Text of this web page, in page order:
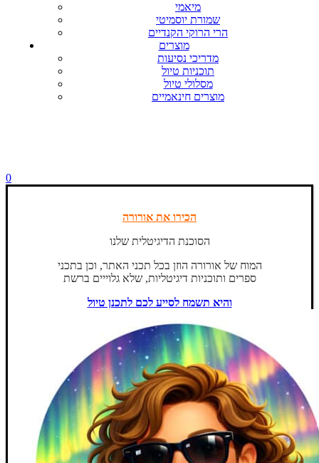
מיאמי
שמורת יוסמיטי
הרי הרוקי הקנדיים
מוצרים
מדריכי נסיעות
תוכניות טיול
מסלולי טיול
מוצרים חינאמיים
0
הכירו את אורורה
הסוכנת הדיגיטלית שלנו
המוח של אורורה הוזן בכל תכני האתר, וכן בתכני
ספרים ותוכניות דיגיטליות, שלא גלוייים ברשת
והיא תשמח לסייע לכם לתכנן טיול